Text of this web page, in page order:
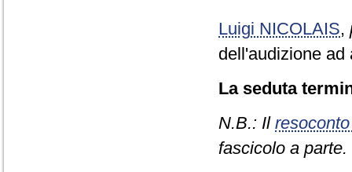
Luigi NICOLAIS,
dell'audizione ad
La seduta
N.B.: Il
fascicolo a parte.